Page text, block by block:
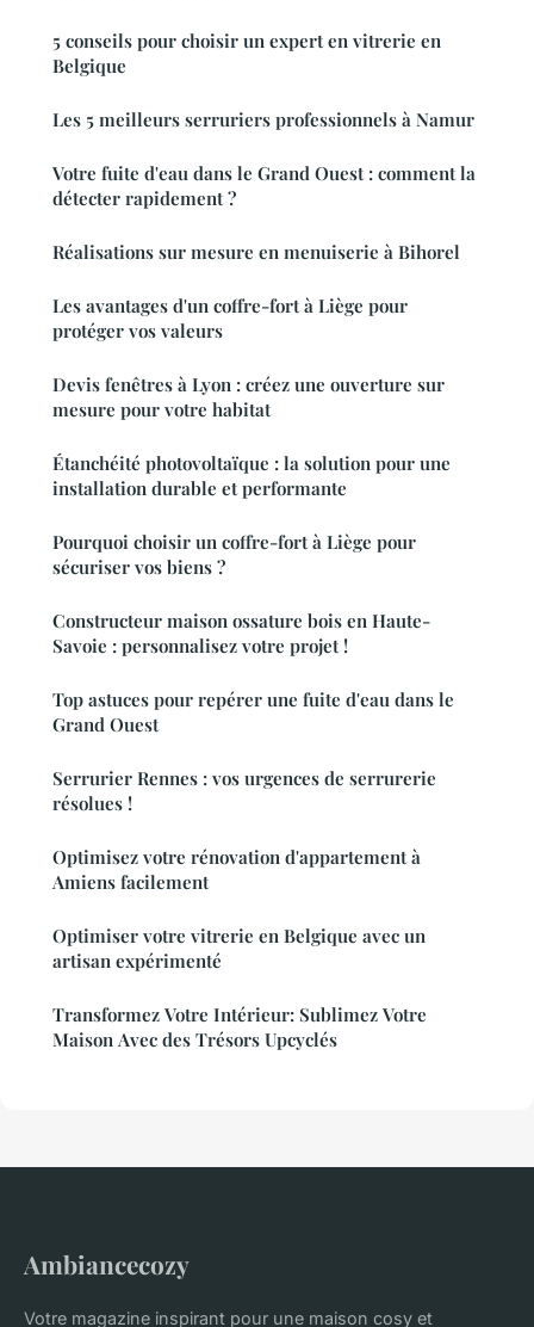
5 conseils pour choisir un expert en vitrerie en
Belgique
Les 5 meilleurs serruriers professionnels à Namur
Votre fuite d'eau dans le Grand Ouest : comment la
détecter rapidement ?
Réalisations sur mesure en menuiserie à Bihorel
Les avantages d'un coffre-fort à Liège pour
protéger vos valeurs
Devis fenêtres à Lyon : créez une ouverture sur
mesure pour votre habitat
Étanchéité photovoltaïque : la solution pour une
installation durable et performante
Pourquoi choisir un coffre-fort à Liège pour
sécuriser vos biens ?
Constructeur maison ossature bois en Haute-
Savoie : personnalisez votre projet !
Top astuces pour repérer une fuite d'eau dans le
Grand Ouest
Serrurier Rennes : vos urgences de serrurerie
résolues !
Optimisez votre rénovation d'appartement à
Amiens facilement
Optimiser votre vitrerie en Belgique avec un
artisan expérimenté
Transformez Votre Intérieur: Sublimez Votre
Maison Avec des Trésors Upcyclés
Ambiancecozy
Votre magazine inspirant pour une maison cosy et